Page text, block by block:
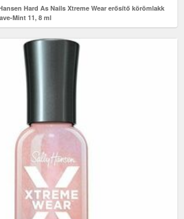
Hard As Nails Xtreme Wear erősítő körömlakk
Mint 11, 8 ml